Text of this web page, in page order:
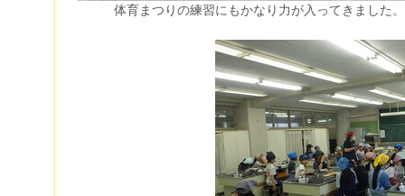
体育まつりの練習にもかなり力が入ってきました